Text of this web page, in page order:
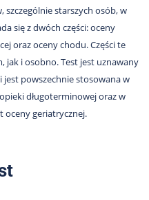
starszych osób, w
się z dwóch części: oceny
oraz oceny chodu. Części te
jak i osobno. Test jest uznawany
powszechnie stosowana w
długoterminowej oraz w
oceny geriatrycznej.